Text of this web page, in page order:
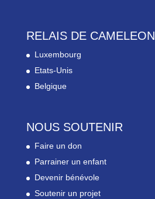
RELAIS DE CAMELEON
Luxembourg
Etats-Unis
Belgique
NOUS SOUTENIR
Faire un don
Parrainer un enfant
Devenir bénévole
Soutenir un projet